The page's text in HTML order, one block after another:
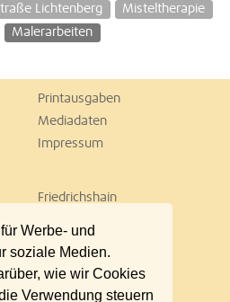
Werbe- und
soziale Medien.
wie wir Cookies
Verwendung steuern
Lichtenberg
Misteltherapie
Malerarbeiten
Printausgaben
Mediadaten
Impressum
Friedrichshain
Marzahn
Neukölln